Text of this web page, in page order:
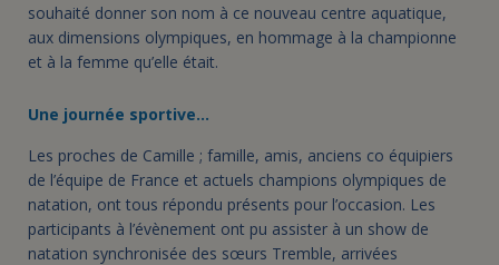
souhaité donner son nom à ce nouveau centre aquatique,
aux dimensions olympiques, en hommage à la championne
et à la femme qu’elle était.
Une journée sportive…
Les proches de Camille ; famille, amis, anciens co équipiers
de l’équipe de France et actuels champions olympiques de
natation, ont tous répondu présents pour l’occasion. Les
participants à l’évènement ont pu assister à un show de
natation synchronisée des sœurs Tremble, arrivées